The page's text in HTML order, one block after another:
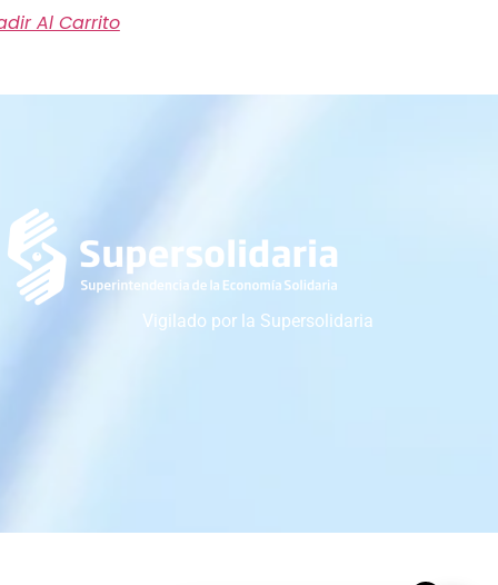
Al Carrito
Vigilado por la Supersolidaria